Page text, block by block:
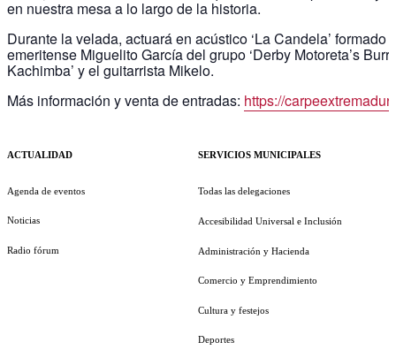
en nuestra mesa a lo largo de la historia.
Durante la velada, actuará en acústico ‘La Candela’ formado
emeritense Miguelito García del grupo ‘Derby Motoreta’s
Kachimba’ y el guitarrista Mikelo.
Más información y venta de entradas: https://
ACTUALIDAD
Agenda de eventos
Noticias
Radio fórum
SERVICIOS MUNICIPALES
Todas las delegaciones
Accesibilidad Universal e Inclusión
Administración y Hacienda
Comercio y Emprendimiento
Cultura y festejos
Deportes